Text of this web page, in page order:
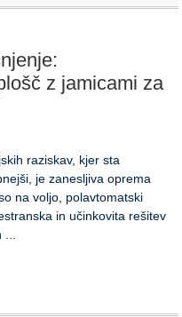
z jamicami za
raziskav, kjer sta
je zanesljiva oprema
na voljo, polavtomatski
in učinkovita rešitev